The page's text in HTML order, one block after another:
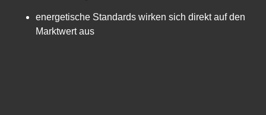
energetische Standards wirken sich direkt auf den
Marktwert aus